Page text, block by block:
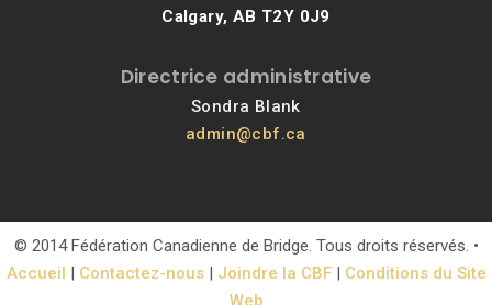
Calgary, AB T2Y 0J9
Directrice administrative
Sondra Blank
admin@cbf.ca
© 2014 Fédération Canadienne de Bridge. Tous droits réservés. •
Accueil | Contactez-nous| Joindre la CBF| Conditions du Site
Web